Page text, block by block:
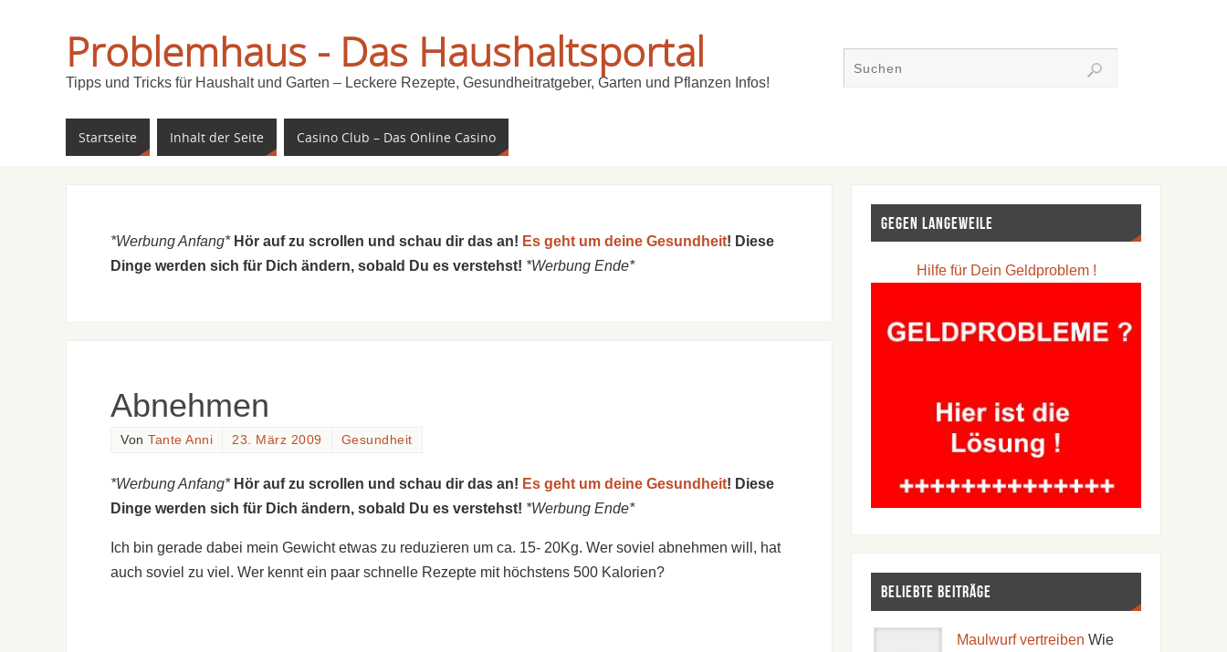
Problemhaus - Das Haushaltsportal
Tipps und Tricks für Haushalt und Garten – Leckere Rezepte, Gesundheitratgeber, Garten und Pflanzen Infos!
Startseite Inhalt der Seite Casino Club – Das Online Casino
*Werbung Anfang* Hör auf zu scrollen und schau dir das an! Es geht um deine Gesundheit! Diese
Dinge werden sich für Dich ändern, sobald Du es verstehst! *Werbung Ende*
Abnehmen
Von Tante Anni 23. März 2009 Gesundheit
*Werbung Anfang* Hör auf zu scrollen und schau dir das an! Es geht um deine Gesundheit! Diese
Dinge werden sich für Dich ändern, sobald Du es verstehst! *Werbung Ende*
Ich bin gerade dabei mein Gewicht etwas zu reduzieren um ca. 15- 20Kg. Wer soviel abnehmen will, hat
auch soviel zu viel. Wer kennt ein paar schnelle Rezepte mit höchstens 500 Kalorien?
Gegen Langeweile
Hilfe für Dein Geldproblem !
Beliebte Beiträge
Maulwurf vertreiben Wie